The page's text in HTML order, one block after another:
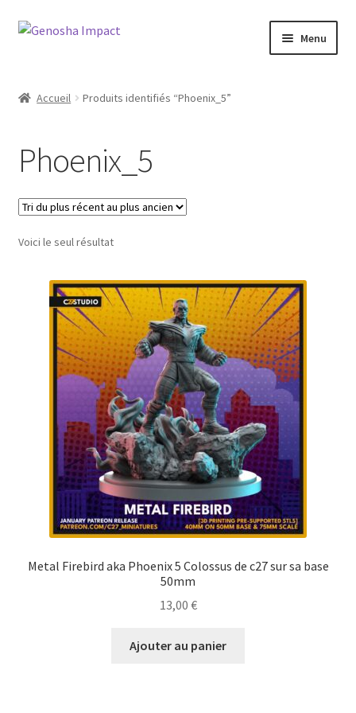
Aller
navigation
Aller
Menu
Checkout
My account
Shop
Wishlist
Accueil Produits identifiés “Phoenix_5”
Phoenix_5
Voici le seul résultat
Metal Firebird aka Phoenix 5 Colossus de c27 sur sa base
50mm
13,00 €
Ajouter au panier